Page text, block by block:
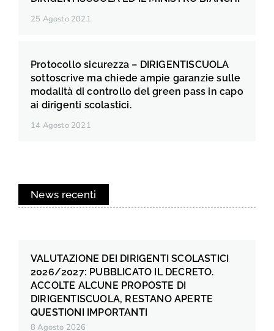
25 Agosto 2021
Protocollo sicurezza – DIRIGENTISCUOLA
sottoscrive ma chiede ampie garanzie sulle
modalità di controllo del green pass in capo
ai dirigenti scolastici.
14 Agosto 2021
News recenti
VALUTAZIONE DEI DIRIGENTI SCOLASTICI
2026/2027: PUBBLICATO IL DECRETO.
ACCOLTE ALCUNE PROPOSTE DI
DIRIGENTISCUOLA, RESTANO APERTE
QUESTIONI IMPORTANTI
8 Agosto 2026